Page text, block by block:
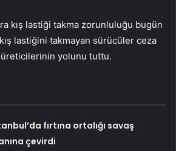
kış lastiği takma zorunluluğu bugün
lastiğini takmayan sürücüler ceza
yolunu tuttu.
fırtına ortalığı savaş
çevirdi